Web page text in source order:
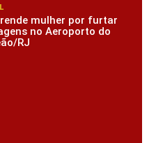
mulher por furtar
no Aeroporto do
RJ